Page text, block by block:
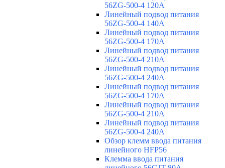
56ZG-500-4 120A
Линейный подвод питания
56ZG-500-4 140A
Линейный подвод питания
56ZG-500-4 170A
Линейный подвод питания
56ZG-500-4 210A
Линейный подвод питания
56ZG-500-4 240A
Линейный подвод питания
56ZG-500-4 170A
Линейный подвод питания
56ZG-500-4 210A
Линейный подвод питания
56ZG-500-4 240A
Обзор клемм ввода питания
линейного HFP56
Клемма ввода питания